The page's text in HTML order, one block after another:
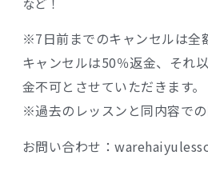
など！
※7日前までのキャンセルは全
キャンセルは50％返金、それ
金不可とさせていただきます。
※過去のレッスンと同内容での
お問い合わせ：